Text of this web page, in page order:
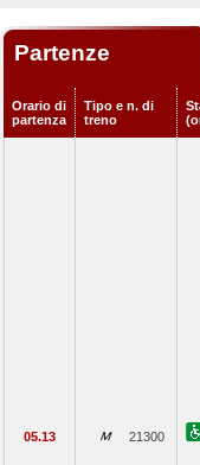
Partenze
Orario di
partenza
Tipo e n. di
treno
05.13 21300